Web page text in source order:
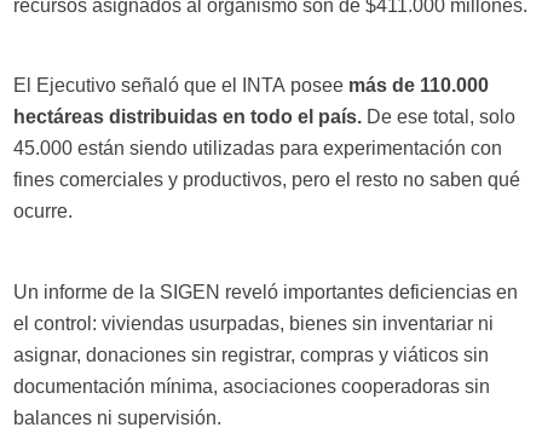
recursos asignados al organismo son de $411.000 millones.
El Ejecutivo señaló que el INTA posee más de 110.000
hectáreas distribuidas en todo el país.De ese total, solo
45.000 están siendo utilizadas para experimentación con
fines comerciales y productivos, pero el resto no saben qué
ocurre.
Un informe de la SIGEN reveló importantes deficiencias en
el control: viviendas usurpadas, bienes sin inventariar ni
asignar, donaciones sin registrar, compras y viáticos sin
documentación mínima, asociaciones cooperadoras sin
balances ni supervisión.